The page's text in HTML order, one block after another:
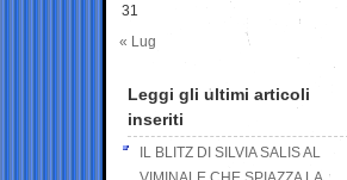
31
« Lug
Leggi gli ultimi articoli
inseriti
IL BLITZ DI SILVIA SALIS AL